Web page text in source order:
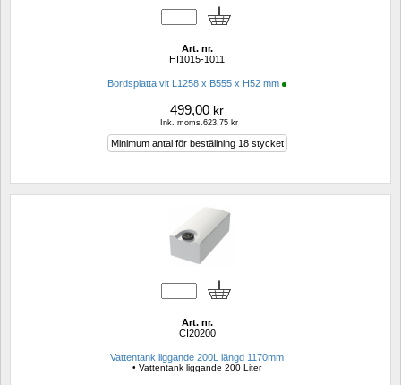
Art. nr.
HI1015-1011
Bordsplatta vit L1258 x B555 x H52 mm
499,00 kr
Ink. moms.623,75 kr
Minimum antal för beställning 18 stycket
Art. nr.
CI20200
Vattentank liggande 200L längd 1170mm
• Vattentank liggande 200 Liter